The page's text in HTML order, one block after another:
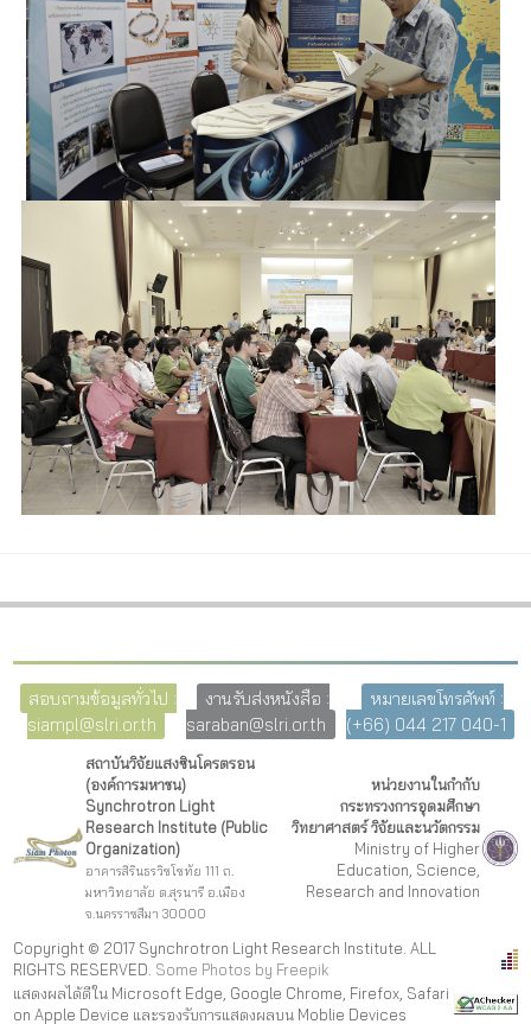
สอบถามข้อมูลทั่วไป :
siampl@slri.or.th
งานรับส่งหนังสือ :
saraban@slri.or.th
หมายเลขโทรศัพท์ :
(+66) 044 217 040-1
สถาบันวิจัยแสงซินโครตรอน
(องค์การมหาชน)
Synchrotron Light
Research Institute (Public
Organization)
อาคารสิรินธรวิชโชทัย 111 ถ.
มหาวิทยาลัย ต.สุรนารี อ.เมือง
จ.นครราชสีมา 30000
หน่วยงานในกำกับ
กระทรวงการอุดมศึกษา
วิทยาศาสตร์ วิจัยและนวัตกรรม
Ministry of Higher
Education, Science,
Research and Innovation
Copyright © 2017 Synchrotron Light Research Institute. ALL
RIGHTS RESERVED. Some Photos by Freepik
แสดงผลได้ดีใน Microsoft Edge, Google Chrome, Firefox, Safari
on Apple Device และรองรับการแสดงผลบน Moblie Devices